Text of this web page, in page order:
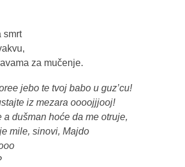
smrt
za mučenje.
jebo te tvoj babo u guz’cu!
iz mezara oooojjjooj!
a dušman hoće da me otruje,
mile, sinovi, Majdo